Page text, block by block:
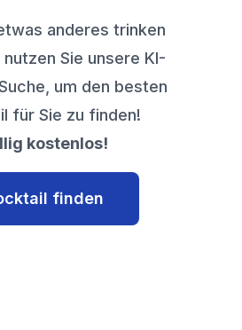
anderes trinken
Sie unsere KI-
um den besten
für Sie zu finden!
kostenlos!
finden